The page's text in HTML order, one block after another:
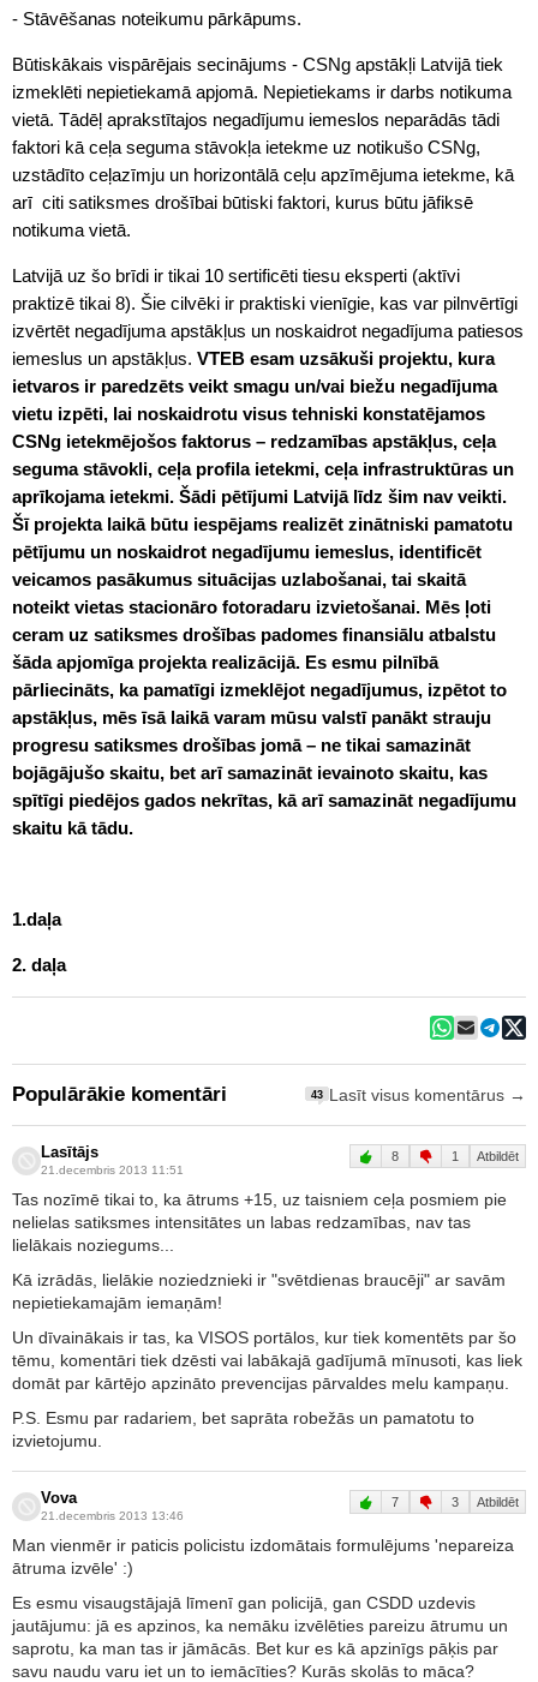
- Stāvēšanas noteikumu pārkāpums.
Būtiskākais vispārējais secinājums - CSNg apstākļi Latvijā tiek
izmeklēti nepietiekamā apjomā. Nepietiekams ir darbs notikuma
vietā. Tādēļ aprakstītajos negadījumu iemeslos neparādās tādi
faktori kā ceļa seguma stāvokļa ietekme uz notikušo CSNg,
uzstādīto ceļazīmju un horizontālā ceļu apzīmējuma ietekme, kā
arī citi satiksmes drošībai būtiski faktori, kurus būtu jāfiksē
notikuma vietā.
Latvijā uz šo brīdi ir tikai 10 sertificēti tiesu eksperti (aktīvi
praktizē tikai 8). Šie cilvēki ir praktiski vienīgie, kas var pilnvērtīgi
izvērtēt negadījuma apstākļus un noskaidrot negadījuma patiesos
iemeslus un apstākļus. VTEB esam uzsākuši projektu, kura
ietvaros ir paredzēts veikt smagu un/vai biežu negadījuma
vietu izpēti, lai noskaidrotu visus tehniski konstatējamos
CSNg ietekmējošos faktorus – redzamības apstākļus, ceļa
seguma stāvokli, ceļa profila ietekmi, ceļa infrastruktūras un
aprīkojama ietekmi. Šādi pētījumi Latvijā līdz šim nav veikti.
Šī projekta laikā būtu iespējams realizēt zinātniski pamatotu
pētījumu un noskaidrot negadījumu iemeslus, identificēt
veicamos pasākumus situācijas uzlabošanai, tai skaitā
noteikt vietas stacionāro fotoradaru izvietošanai. Mēs ļoti
ceram uz satiksmes drošības padomes finansiālu atbalstu
šāda apjomīga projekta realizācijā. Es esmu pilnībā
pārliecināts, ka pamatīgi izmeklējot negadījumus, izpētot to
apstākļus, mēs īsā laikā varam mūsu valstī panākt strauju
progresu satiksmes drošības jomā – ne tikai samazināt
bojāgājušo skaitu, bet arī samazināt ievainoto skaitu, kas
spītīgi piedējos gados nekrītas, kā arī samazināt negadījumu
skaitu kā tādu.
1.daļa
2. daļa
Populārākie komentāri 43 Lasīt visus komentārus →
Lasītājs
21.decembris 2013 11:51
8 1 Atbildēt
Tas nozīmē tikai to, ka ātrums +15, uz taisniem ceļa posmiem pie
nelielas satiksmes intensitātes un labas redzamības, nav tas
lielākais noziegums...
Kā izrādās, lielākie noziedznieki ir "svētdienas braucēji" ar savām
nepietiekamajām iemaņām!
Un dīvainākais ir tas, ka VISOS portālos, kur tiek komentēts par šo
tēmu, komentāri tiek dzēsti vai labākajā gadījumā mīnusoti, kas liek
domāt par kārtējo apzināto prevencijas pārvaldes melu kampaņu.
P.S. Esmu par radariem, bet saprāta robežās un pamatotu to
izvietojumu.
Vova
21.decembris 2013 13:46
7 3 Atbildēt
Man vienmēr ir paticis policistu izdomātais formulējums 'nepareiza
ātruma izvēle' :)
Es esmu visaugstājajā līmenī gan policijā, gan CSDD uzdevis
jautājumu: jā es apzinos, ka nemāku izvēlēties pareizu ātrumu un
saprotu, ka man tas ir jāmācās. Bet kur es kā apzinīgs pāķis par
savu naudu varu iet un to iemācīties? Kurās skolās to māca?